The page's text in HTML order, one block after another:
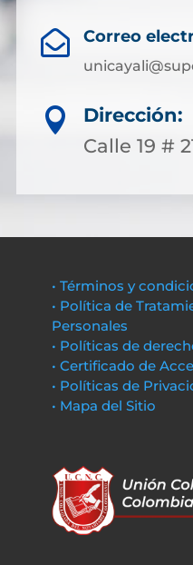
 Correo

Dirección:
Calle 19 #
• Términos y
• Política de
Personales
• Políticas de
• Certificado de
• Políticas de
• Mapa del Sitio